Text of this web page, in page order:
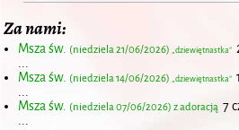
Za nami:
Msza św. (niedziela 21/06/2026) „dziewiętnastka”
Msza św. (niedziela 14/06/2026) „dziewiętnastka”
Msza św. (niedziela 07/06/2026) z adoracją 7